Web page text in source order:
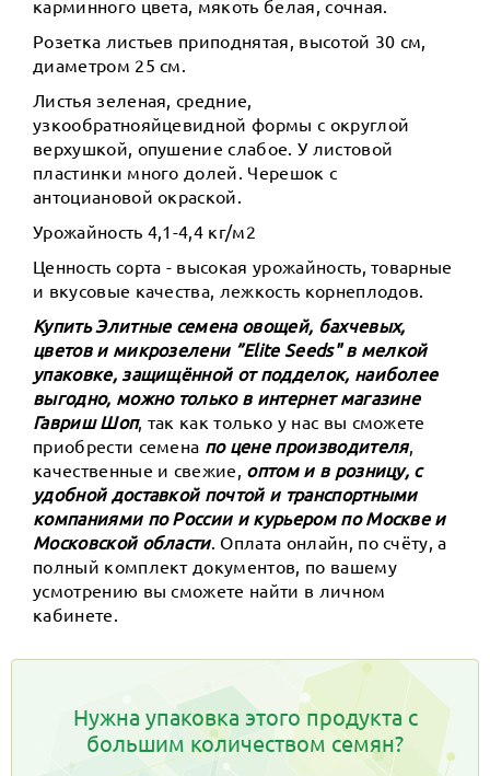
карминного цвета, мякоть белая, сочная.
Розетка листьев приподнятая, высотой 30 см,
диаметром 25 см.
Листья зеленая, средние,
узкообратнояйцевидной формы с округлой
верхушкой, опушение слабое. У листовой
пластинки много долей. Черешок с
антоциановой окраской.
Урожайность 4,1-4,4 кг/м2
Ценность сорта - высокая урожайность, товарные
и вкусовые качества, лежкость корнеплодов.
Купить Элитные семена овощей, бахчевых,
цветов и микрозелени ”Elite Seeds" в мелкой
упаковке, защищённой от подделок, наиболее
выгодно, можно только в интернет магазине
Гавриш Шоп, так как только у нас вы сможете
приобрести семена по цене производителя,
качественные и свежие, оптом и в розницу, с
удобной доставкой почтой и транспортными
компаниями по России и курьером по Москве и
Московской области. Оплата онлайн, по счёту, а
полный комплект документов, по вашему
усмотрению вы сможете найти в личном
кабинете.
Нужна упаковка этого продукта с
большим количеством семян?